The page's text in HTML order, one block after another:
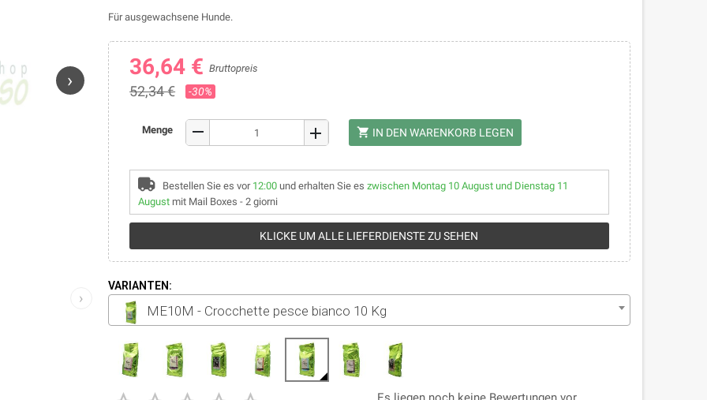
›
›
Für ausgewachsene Hunde.
36,64 € Bruttopreis
52,34 € -30%
Menge remove add shopping_cart IN DEN WARENKORB LEGEN
Bestellen Sie es vor 12:00 und erhalten Sie es zwischen Montag 10 August und Dienstag 11
August mit Mail Boxes - 2 giorni
KLICKE UM ALLE LIEFERDIENSTE ZU SEHEN
VARIANTEN:
ME10M - Crocchette pesce bianco 10 Kg